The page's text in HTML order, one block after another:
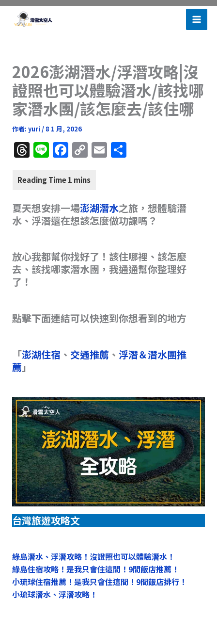
跳
2026澎湖潛水/浮潛攻略|沒
證照也可以體驗潛水/該找哪
家潛水團/該怎麼去/該住哪
作者: yuri / 8 1 月, 2026
T
h
re
d
s
Li
n
e
F
a
c
b
o
k
C
o
p
Li
n
E
m
分
夏天想安排一場澎湖潛水之旅，想體驗潛
水、浮潛還在想該怎麼做功課嗎？
放心我都幫你找好了！該住哪裡、該怎麼
去、該找哪家潛水團，我通通幫你整理好
了！
點擊下面連結可以快速到你想看到的地方
「澎湖住宿 、 交通推薦 、 浮潛＆潛水團推
薦」
台灣旅遊攻略文
綠島潛水、浮潛攻略！沒證照也可以體驗潛水！
綠島住宿攻略！是我只會住這間！9間飯店推薦！
小琉球住宿推薦！是我只會住這間！9間飯店排行！
小琉球潛水、浮潛攻略！